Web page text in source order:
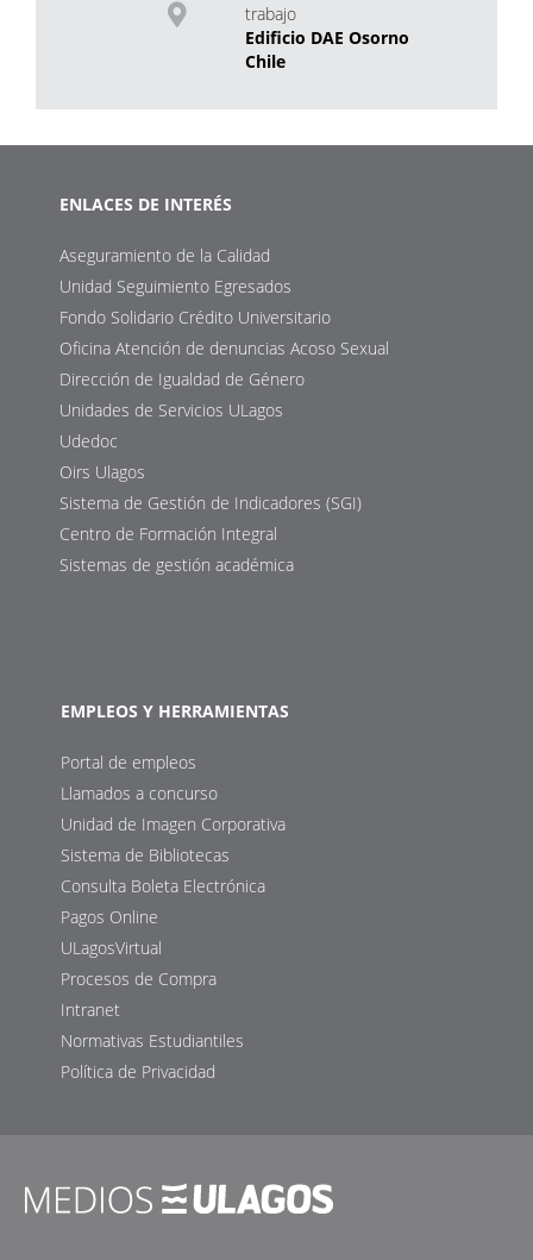
trabajo
Edificio DAE Osorno
Chile
ENLACES DE INTERÉS
Aseguramiento de la Calidad
Unidad Seguimiento Egresados
Fondo Solidario Crédito Universitario
Oficina Atención de denuncias Acoso Sexual
Dirección de Igualdad de Género
Unidades de Servicios ULagos
Udedoc
Oirs Ulagos
Sistema de Gestión de Indicadores (SGI)
Centro de Formación Integral
Sistemas de gestión académica
EMPLEOS Y HERRAMIENTAS
Portal de empleos
Llamados a concurso
Unidad de Imagen Corporativa
Sistema de Bibliotecas
Consulta Boleta Electrónica
Pagos Online
ULagosVirtual
Procesos de Compra
Intranet
Normativas Estudiantiles
Política de Privacidad